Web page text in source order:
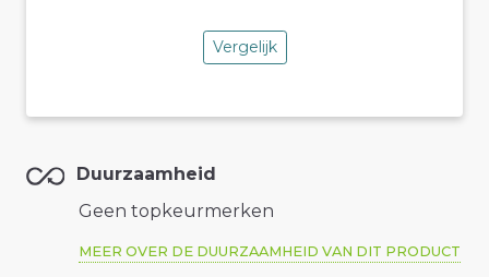
Vergelijk
Duurzaamheid
Geen topkeurmerken
MEER OVER DE DUURZAAMHEID VAN DIT PRODUCT